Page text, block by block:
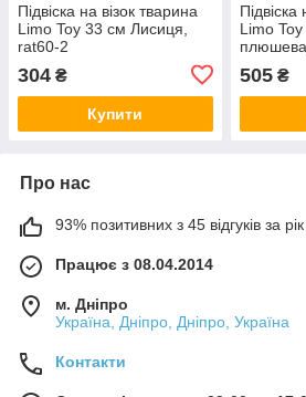
Підвіска на візок тварина
Limo Toy 33 см Лисиця,
rat60-2
304 ₴
Купити
Підвіска
Limo Toy
505₴
Про нас
93% позитивних з 45 відгуків за рік
Працює з 08.04.2014
м. Дніпро
Україна, Дніпро, Дніпро, Україна
Контакти